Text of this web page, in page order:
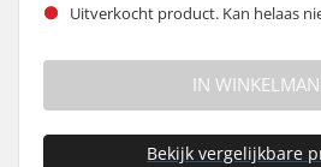
Uitverkocht product. Kan helaas
IN
Bekijk vergelijkbare